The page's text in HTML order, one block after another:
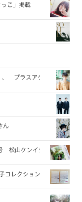
こ」掲載
プラスアクト掲載
ん
松山ケンイチさん
コレクション